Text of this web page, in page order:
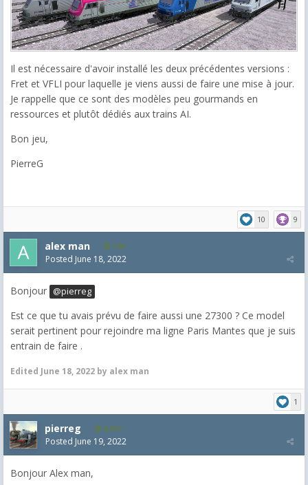
Il est nécessaire d'avoir installé les deux précédentes versions :
Fret et VFLI pour laquelle je viens aussi de faire une mise à jour.
Je rappelle que ce sont des modèles peu gourmands en
ressources et plutôt dédiés aux trains AI.
Bon jeu,
PierreG
10 9
alex man 140
Posted June 18, 2022
Bonjour @pierreg
Est ce que tu avais prévu de faire aussi une 27300 ? Ce model
serait pertinent pour rejoindre ma ligne Paris Mantes que je suis
entrain de faire .
Edited June 18, 2022 by alex man
1
pierreg 4,012
Posted June 19, 2022
Bonjour Alex man,